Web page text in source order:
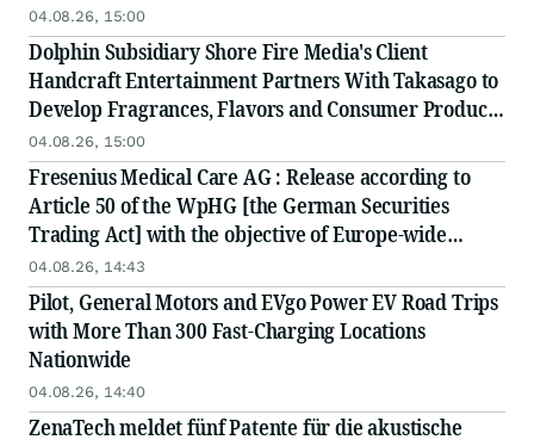
04.08.26, 15:00
Dolphin Subsidiary Shore Fire Media's Client
Handcraft Entertainment Partners With Takasago to
Develop Fragrances, Flavors and Consumer Products
to Define the World of 'Global' J-Pop
04.08.26, 15:00
Fresenius Medical Care AG : Release according to
Article 50 of the WpHG [the German Securities
Trading Act] with the objective of Europe-wide
distribution
04.08.26, 14:43
Pilot, General Motors and EVgo Power EV Road Trips
with More Than 300 Fast-Charging Locations
Nationwide
04.08.26, 14:40
ZenaTech meldet fünf Patente für die akustische